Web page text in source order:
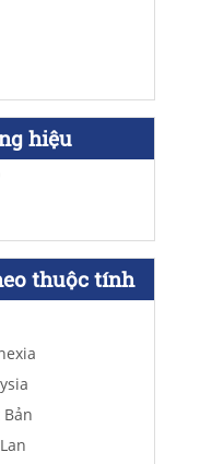
hiệu
thuộc tính